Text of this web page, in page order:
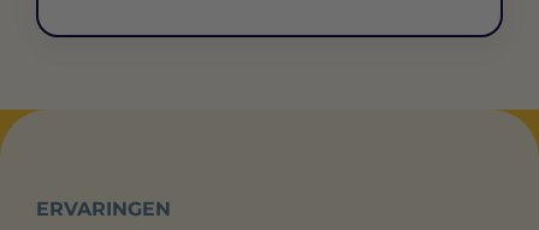
ERVARINGEN